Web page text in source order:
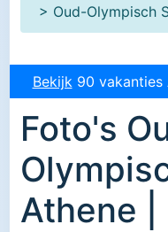
> Oud-Olympisch
Bekijk 90 vakanties
Foto's
Athene |